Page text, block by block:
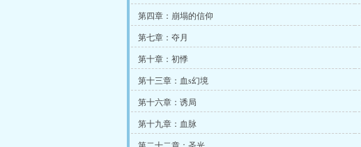
第四章：崩塌的信仰
第七章：夺月
第十章：初悸
第十三章：血s幻境
第十六章：诱局
第十九章：血脉